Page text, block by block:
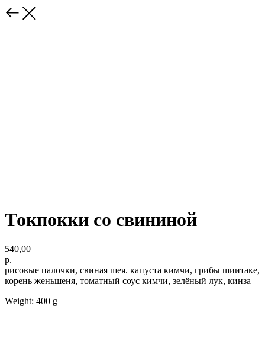
Токпокки со свининой
540,00
р.
рисовые палочки, свиная шея. капуста кимчи, грибы шиитаке,
корень женьшеня, томатный соус кимчи, зелёный лук, кинза
Weight: 400 g